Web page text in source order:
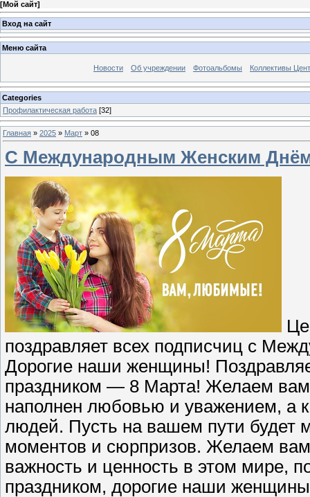
[Мой сайт]
Вход на сайт
Меню сайта
Новости Об учреждении Фотоальбомы Коллективы
Categories
Профилактическая работа [32]
Главная » 2025 » Март » 08
С Международным Женским
поздравляет всех подписчиц с
Дорогие наши женщины!
праздником — 8 Марта! Желаем
наполнен любовью и уважением, а
людей. Пусть на вашем пути будет
моментов и сюрпризов. Желаем
важность и ценность в этом мире,
праздником, дорогие наши